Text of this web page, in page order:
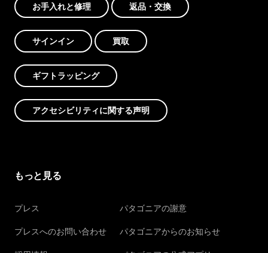
お手入れと修理 返品・交換
サインイン 買取
ギフトラッピング
アクセシビリティに関する声明
もっと見る
プレス
プレスへのお問い合わせ
パタゴニアの謝意
パタゴニアからのお知らせ